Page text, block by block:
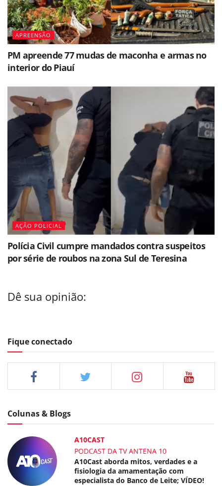
APREENSÃO
PM apreende 77 mudas de maconha e armas no
interior do Piauí
AÇÃO POLICIAL
Polícia Civil cumpre mandados contra suspeitos
por série de roubos na zona Sul de Teresina
Dê sua opinião:
Fique conectado
Colunas & Blogs
A10CAST
PODCAST DA TV ANTENA 10
A10Cast aborda mitos, verdades e a
fisiologia da amamentação com
especialista do Banco de Leite; VÍDEO!